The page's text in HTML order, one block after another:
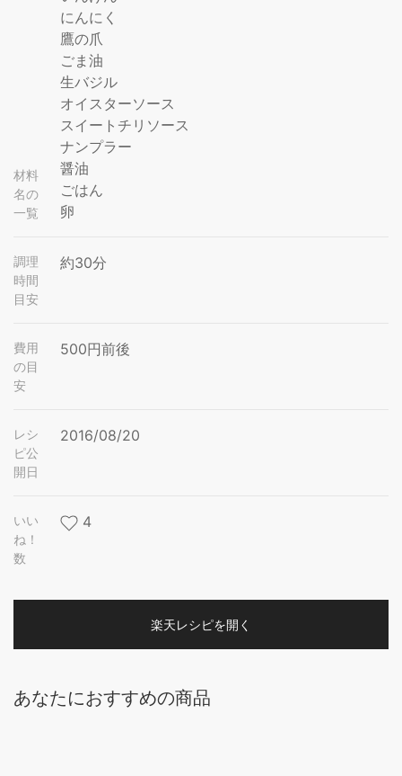
材料
名の
一覧
にんにく
鷹の爪
ごま油
生バジル
オイスターソース
スイートチリソース
ナンプラー
醤油
ごはん
卵
調理
時間
目安
約30分
費用
の目
安
500円前後
レシ
ピ公
開日
2016/08/20
いい
ね！
数
4
楽天レシピを開く
あなたにおすすめの商品